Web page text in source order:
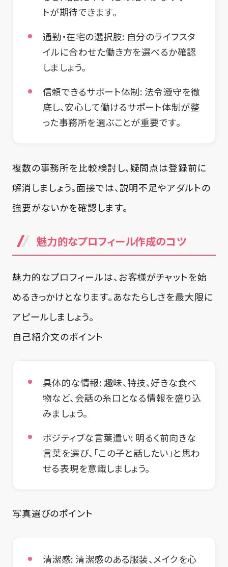
トが期待できます。
通勤・在宅の選択肢: 自分のライフスタ
イルに合わせた働き方を選べるか確認
しましょう。
信頼できるサポート体制: 法令遵守を徹
底し、安心して働けるサポート体制が整
った事務所を選ぶことが重要です。
複数の事務所を比較検討し、疑問点は登録前に
解消しましょう。面接では、説明不足やアダルトの
強要がないかを確認します。
魅力的なプロフィール作成のコツ
魅力的なプロフィールは、お客様がチャットを始
めるきっかけとなります。あなたらしさを最大限に
アピールしましょう。
自己紹介文のポイント
具体的な情報: 趣味、特技、好きな食べ
物など、会話の糸口となる情報を盛り込
みましょう。
ポジティブな言葉遣い: 明るく前向きな
言葉を選び、「この子と話したい」と思わ
せる表現を意識しましょう。
写真選びのポイント
清潔感: 清潔感のある服装、メイクを心